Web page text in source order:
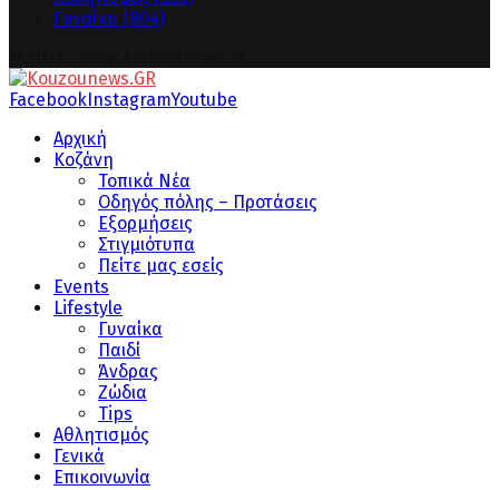
Γυναίκα (804)
Facebook InstagramYoutube
Αρχική
Κοζάνη
Τοπικά Νέα
Οδηγός πόλης – Προτάσεις
Εξορμήσεις
Στιγμιότυπα
Πείτε μας εσείς
Events
Lifestyle
Γυναίκα
Παιδί
Άνδρας
Ζώδια
Tips
Αθλητισμός
Γενικά
Επικοινωνία